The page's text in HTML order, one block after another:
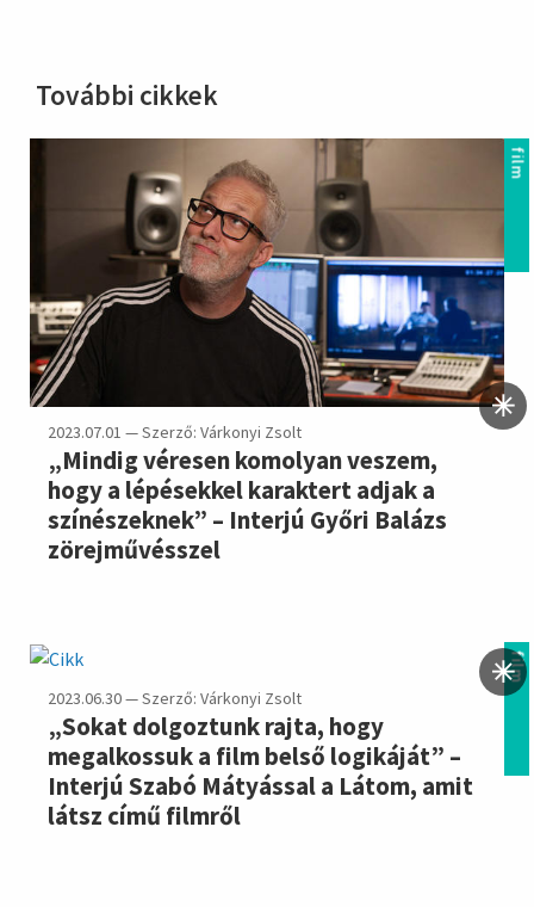
További cikkek
film
2023.07.01 — Szerző: Várkonyi Zsolt
„Mindig véresen komolyan veszem,
hogy a lépésekkel karaktert adjak a
színészeknek” – Interjú Győri Balázs
zörejművésszel
film
2023.06.30 — Szerző: Várkonyi Zsolt
„Sokat dolgoztunk rajta, hogy
megalkossuk a film belső logikáját” –
Interjú Szabó Mátyással a Látom, amit
látsz című filmről